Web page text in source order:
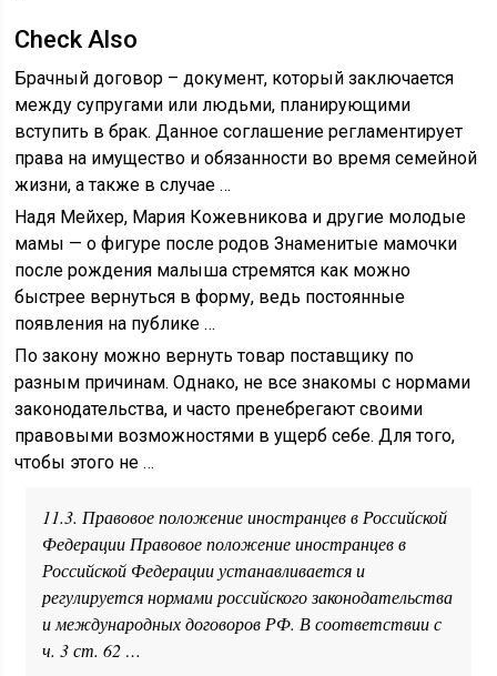
Check Also
Брачный договор – документ, который заключается
между супругами или людьми, планирующими
вступить в брак. Данное соглашение регламентирует
права на имущество и обязанности во время семейной
жизни, а также в случае …
Надя Мейхер, Мария Кожевникова и другие молодые
мамы — о фигуре после родов Знаменитые мамочки
после рождения малыша стремятся как можно
быстрее вернуться в форму, ведь постоянные
появления на публике …
По закону можно вернуть товар поставщику по
разным причинам. Однако, не все знакомы с нормами
законодательства, и часто пренебрегают своими
правовыми возможностями в ущерб себе. Для того,
чтобы этого не …
11.3. Правовое положение иностранцев в Российской
Федерации Правовое положение иностранцев в
Российской Федерации устанавливается и
регулируется нормами российского законодательства
и международных договоров РФ. В соответствии с
ч. 3 ст. 62 …